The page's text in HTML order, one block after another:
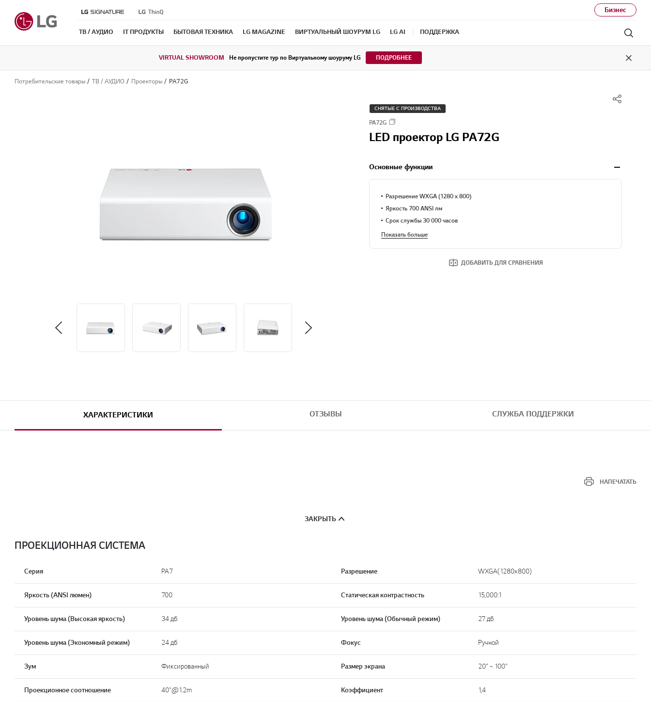
Бизнес
ТВ / АУДИО IT ПРОДУКТЫ БЫТОВАЯ ТЕХНИКА LG MAGAZINE ВИРТУАЛЬНЫЙ ШОУРУМ LG LG AI ПОДДЕРЖКА
VIRTUAL SHOWROOM Не пропустите тур по Виртуальному шоуруму LG ПОДРОБНЕЕ
Close
Потребительские товары ТВ / АУДИО Проекторы PA72G
СНЯТЫЕ С ПРОИЗВОДСТВА
PA72G
LED проектор LG PA72G
Основные функции
Разрешение WXGA (1280 x 800)
Яркость 700 ANSI лм
Срок службы 30 000 часов
Показать больше
ДОБАВИТЬ ДЛЯ СРАВНЕНИЯ
ХАРАКТЕРИСТИКИ ОТЗЫВЫ СЛУЖБА ПОДДЕРЖКИ
НАПЕЧАТАТЬ
ЗАКРЫТЬ
ПРОЕКЦИОННАЯ СИСТЕМА
Серия PA7 Разрешение WXGA(1280x800)
Яркость (ANSI люмен) 700 Статическая контрастность 15,000:1
Уровень шума (Высокая яркость) 34 дб Уровень шума (Обычный режим) 27 дб
Уровень шума (Экономный режим) 24 дб Фокус Ручной
Зум Фиксированный Размер экрана 20" ~ 100"
Проекционное соотношение 40"@1.2m Коэффициент 1,4